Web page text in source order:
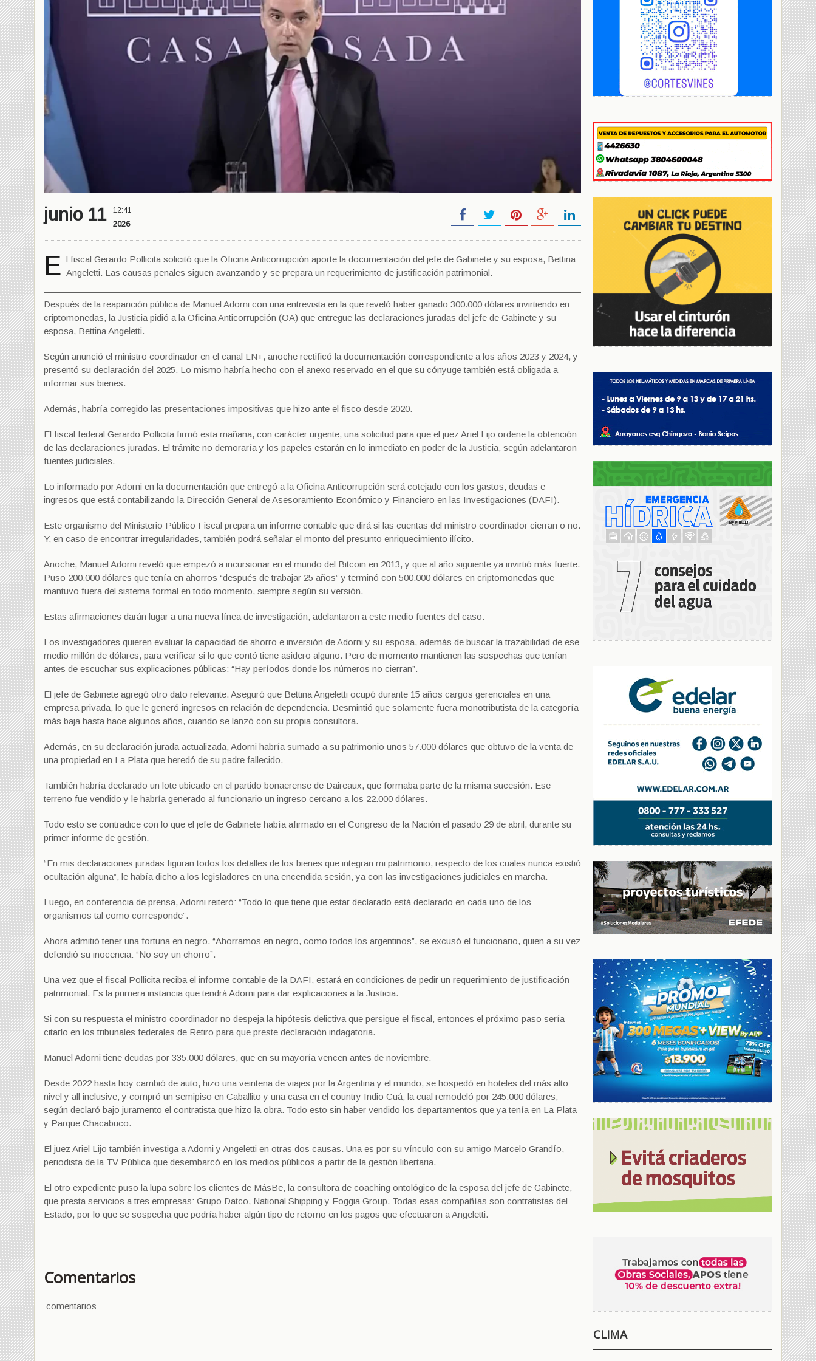
junio 11 12:41
2026
E l fiscal Gerardo Pollicita solicitó que la Oficina Anticorrupción aporte la documentación del jefe de Gabinete y su esposa, Bettina
Angeletti. Las causas penales siguen avanzando y se prepara un requerimiento de justificación patrimonial.
Después de la reaparición pública de Manuel Adorni con una entrevista en la que reveló haber ganado 300.000 dólares invirtiendo en
criptomonedas, la Justicia pidió a la Oficina Anticorrupción (OA) que entregue las declaraciones juradas del jefe de Gabinete y su
esposa, Bettina Angeletti.
Según anunció el ministro coordinador en el canal LN+, anoche rectificó la documentación correspondiente a los años 2023 y 2024, y
presentó su declaración del 2025. Lo mismo habría hecho con el anexo reservado en el que su cónyuge también está obligada a
informar sus bienes.
Además, habría corregido las presentaciones impositivas que hizo ante el fisco desde 2020.
El fiscal federal Gerardo Pollicita firmó esta mañana, con carácter urgente, una solicitud para que el juez Ariel Lijo ordene la obtención
de las declaraciones juradas. El trámite no demoraría y los papeles estarán en lo inmediato en poder de la Justicia, según adelantaron
fuentes judiciales.
Lo informado por Adorni en la documentación que entregó a la Oficina Anticorrupción será cotejado con los gastos, deudas e
ingresos que está contabilizando la Dirección General de Asesoramiento Económico y Financiero en las Investigaciones (DAFI).
Este organismo del Ministerio Público Fiscal prepara un informe contable que dirá si las cuentas del ministro coordinador cierran o no.
Y, en caso de encontrar irregularidades, también podrá señalar el monto del presunto enriquecimiento ilícito.
Anoche, Manuel Adorni reveló que empezó a incursionar en el mundo del Bitcoin en 2013, y que al año siguiente ya invirtió más fuerte.
Puso 200.000 dólares que tenía en ahorros “después de trabajar 25 años” y terminó con 500.000 dólares en criptomonedas que
mantuvo fuera del sistema formal en todo momento, siempre según su versión.
Estas afirmaciones darán lugar a una nueva línea de investigación, adelantaron a este medio fuentes del caso.
Los investigadores quieren evaluar la capacidad de ahorro e inversión de Adorni y su esposa, además de buscar la trazabilidad de ese
medio millón de dólares, para verificar si lo que contó tiene asidero alguno. Pero de momento mantienen las sospechas que tenían
antes de escuchar sus explicaciones públicas: “Hay períodos donde los números no cierran”.
El jefe de Gabinete agregó otro dato relevante. Aseguró que Bettina Angeletti ocupó durante 15 años cargos gerenciales en una
empresa privada, lo que le generó ingresos en relación de dependencia. Desmintió que solamente fuera monotributista de la categoría
más baja hasta hace algunos años, cuando se lanzó con su propia consultora.
Además, en su declaración jurada actualizada, Adorni habría sumado a su patrimonio unos 57.000 dólares que obtuvo de la venta de
una propiedad en La Plata que heredó de su padre fallecido.
También habría declarado un lote ubicado en el partido bonaerense de Daireaux, que formaba parte de la misma sucesión. Ese
terreno fue vendido y le habría generado al funcionario un ingreso cercano a los 22.000 dólares.
Todo esto se contradice con lo que el jefe de Gabinete había afirmado en el Congreso de la Nación el pasado 29 de abril, durante su
primer informe de gestión.
“En mis declaraciones juradas figuran todos los detalles de los bienes que integran mi patrimonio, respecto de los cuales nunca existió
ocultación alguna”, le había dicho a los legisladores en una encendida sesión, ya con las investigaciones judiciales en marcha.
Luego, en conferencia de prensa, Adorni reiteró: “Todo lo que tiene que estar declarado está declarado en cada uno de los
organismos tal como corresponde”.
Ahora admitió tener una fortuna en negro. “Ahorramos en negro, como todos los argentinos”, se excusó el funcionario, quien a su vez
defendió su inocencia: “No soy un chorro”.
Una vez que el fiscal Pollicita reciba el informe contable de la DAFI, estará en condiciones de pedir un requerimiento de justificación
patrimonial. Es la primera instancia que tendrá Adorni para dar explicaciones a la Justicia.
Si con su respuesta el ministro coordinador no despeja la hipótesis delictiva que persigue el fiscal, entonces el próximo paso sería
citarlo en los tribunales federales de Retiro para que preste declaración indagatoria.
Manuel Adorni tiene deudas por 335.000 dólares, que en su mayoría vencen antes de noviembre.
Desde 2022 hasta hoy cambió de auto, hizo una veintena de viajes por la Argentina y el mundo, se hospedó en hoteles del más alto
nivel y all inclusive, y compró un semipiso en Caballito y una casa en el country Indio Cuá, la cual remodeló por 245.000 dólares,
según declaró bajo juramento el contratista que hizo la obra. Todo esto sin haber vendido los departamentos que ya tenía en La Plata
y Parque Chacabuco.
El juez Ariel Lijo también investiga a Adorni y Angeletti en otras dos causas. Una es por su vínculo con su amigo Marcelo Grandío,
periodista de la TV Pública que desembarcó en los medios públicos a partir de la gestión libertaria.
El otro expediente puso la lupa sobre los clientes de MásBe, la consultora de coaching ontológico de la esposa del jefe de Gabinete,
que presta servicios a tres empresas: Grupo Datco, National Shipping y Foggia Group. Todas esas compañías son contratistas del
Estado, por lo que se sospecha que podría haber algún tipo de retorno en los pagos que efectuaron a Angeletti.
Comentarios
comentarios
CLIMA